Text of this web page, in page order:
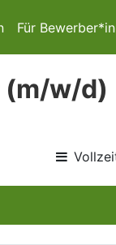
Für
(m/w/d)